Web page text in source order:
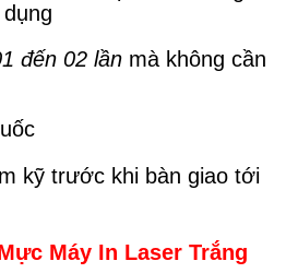
đến 02 lần mà không cần
kỹ trước khi bàn giao tới
Máy In Laser Trắng